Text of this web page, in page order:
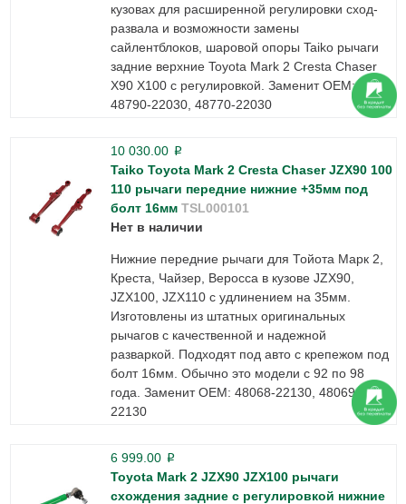
кузовах для расширенной регулировки сход-
развала и возможности замены
сайлентблоков, шаровой опоры Taiko рычаги
задние верхние Toyota Mark 2 Cresta Chaser
X90 Х100 с регулировкой. Заменит ОЕМ:
48790-22030, 48770-22030
10 030.00 p
Taiko Toyota Mark 2 Cresta Chaser JZX90 100
110 рычаги передние нижние +35мм под
болт 16мм TSL000101
Нет в наличии
Нижние передние рычаги для Тойота Марк 2,
Креста, Чайзер, Веросса в кузове JZX90,
JZX100, JZX110 с удлинением на 35мм.
Изготовлены из штатных оригинальных
рычагов с качественной и надежной
разваркой. Подходят под авто с крепежом под
болт 16мм. Обычно это модели с 92 по 98
года. Заменит ОЕМ: 48068-22130, 48069-
22130
6 999.00 p
Toyota Mark 2 JZX90 JZX100 рычаги
схождения задние с регулировкой нижние